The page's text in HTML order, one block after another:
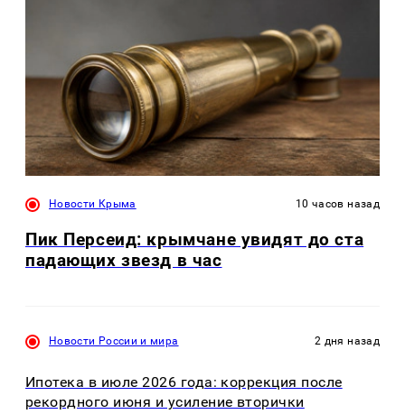
Новости Крыма 10 часов назад
Пик Персеид: крымчане увидят до ста
падающих звезд в час
Новости России и мира 2 дня назад
Ипотека в июле 2026 года: коррекция после
рекордного июня и усиление вторички